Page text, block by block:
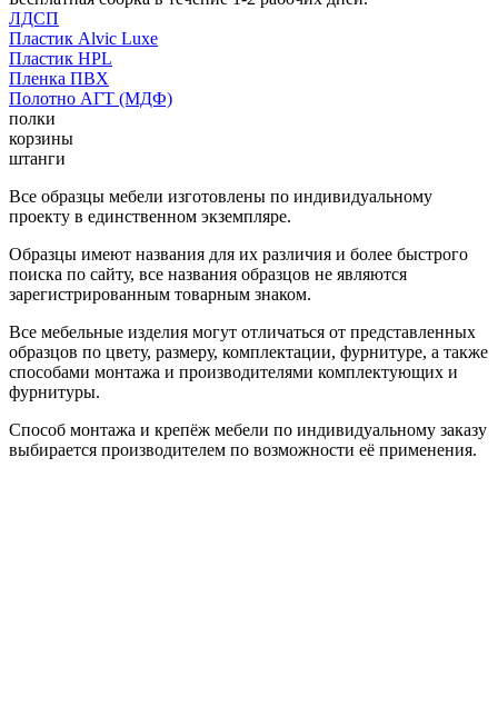
ЛДСП
Пластик Alvic Luxe
Пластик HPL
Пленка ПВХ
Полотно АГТ (МДФ)
полки
корзины
штанги
Все образцы мебели изготовлены по индивидуальному
проекту в единственном экземпляре.
Образцы имеют названия для их различия и более быстрого
поиска по сайту, все названия образцов не являются
зарегистрированным товарным знаком.
Все мебельные изделия могут отличаться от представленных
образцов по цвету, размеру, комплектации, фурнитуре, а также
способами монтажа и производителями комплектующих и
фурнитуры.
Способ монтажа и крепёж мебели по индивидуальному заказу
выбирается производителем по возможности её применения.